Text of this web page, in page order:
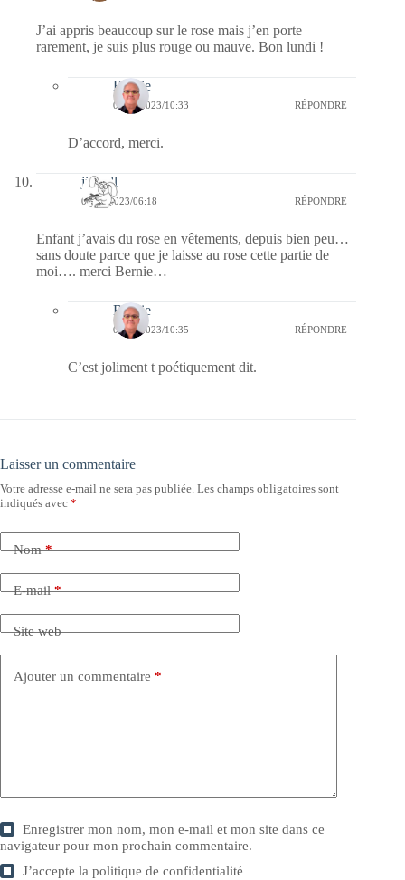
J’ai appris beaucoup sur le rose mais j’en porte
rarement, je suis plus rouge ou mauve. Bon lundi !
Bernie
08/05/2023/10:33 RÉPONDRE
D’accord, merci.
jill bill
08/05/2023/06:18 RÉPONDRE
Enfant j’avais du rose en vêtements, depuis bien peu…
sans doute parce que je laisse au rose cette partie de
moi…. merci Bernie…
Bernie
08/05/2023/10:35 RÉPONDRE
C’est joliment t poétiquement dit.
Laisser un commentaire
Votre adresse e-mail ne sera pas publiée. Les champs obligatoires sont
indiqués avec *
Nom*
E-mail*
Site web
Ajouter un commentaire *
Enregistrer mon nom, mon e-mail et mon site dans ce
navigateur pour mon prochain commentaire.
J’accepte lapolitique de confidentialité